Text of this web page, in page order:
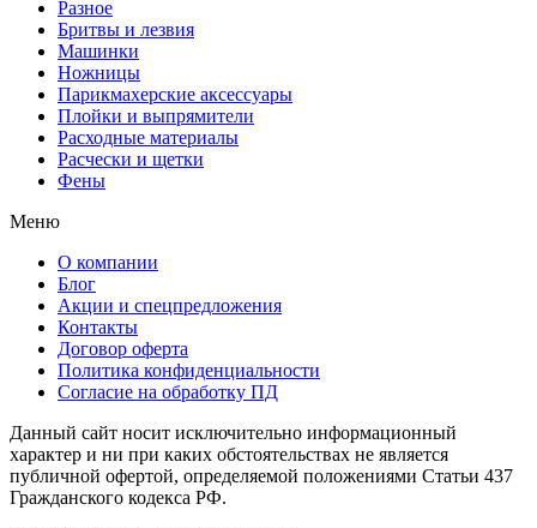
Разное
Бритвы и лезвия
Машинки
Ножницы
Парикмахерские аксессуары
Плойки и выпрямители
Расходные материалы
Расчески и щетки
Фены
Меню
О компании
Блог
Акции и спецпредложения
Контакты
Договор оферта
Политика конфиденциальности
Согласие на обработку ПД
Данный сайт носит исключительно информационный
характер и ни при каких обстоятельствах не является
публичной офертой, определяемой положениями Статьи 437
Гражданского кодекса РФ.